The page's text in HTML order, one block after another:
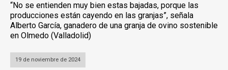
“No se entienden muy bien estas bajadas, porque las
producciones están cayendo en las granjas”, señala
Alberto García, ganadero de una granja de ovino sostenible
en Olmedo (Valladolid)
19 de noviembre de 2024